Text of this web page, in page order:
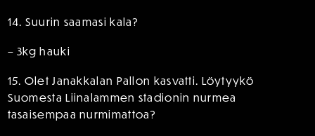
14. Suurin saamasi kala?
– 3kg hauki
15. Olet Janakkalan Pallon kasvatti. Löytyykö
Suomesta Liinalammen stadionin nurmea
tasaisempaa nurmimattoa?